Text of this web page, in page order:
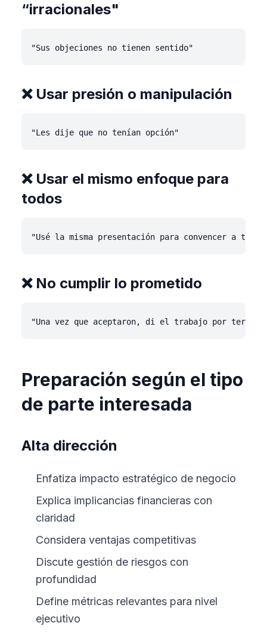
“irracionales"
❌ Usar presión o manipulación
❌ Usar el mismo enfoque para
todos
❌ No cumplir lo prometido
Preparación según el tipo
de parte interesada
Alta dirección
Enfatiza impacto estratégico de negocio
Explica implicancias financieras con
claridad
Considera ventajas competitivas
Discute gestión de riesgos con
profundidad
Define métricas relevantes para nivel
ejecutivo